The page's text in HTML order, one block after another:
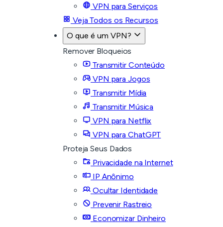
VPN para Serviços
Veja Todos os Recursos
O que é um VPN?
Remover Bloqueios
Transmitir Conteúdo
VPN para Jogos
Transmitir Mídia
Transmitir Música
VPN para Netflix
VPN para ChatGPT
Proteja Seus Dados
Privacidade na Internet
IP Anônimo
Ocultar Identidade
Prevenir Rastreio
Economizar Dinheiro